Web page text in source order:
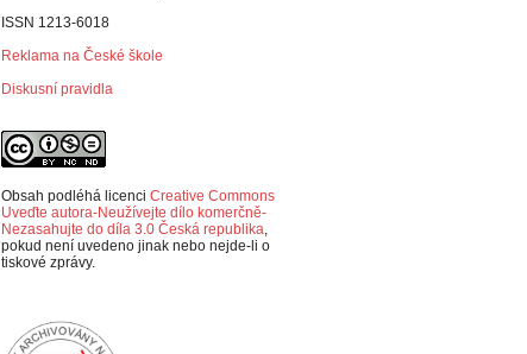
ISSN 1213-6018
Reklama na České škole
Diskusní pravidla
Obsah podléhá licenci Creative Commons
Uveďte autora-Neužívejte dílo komerčně-
Nezasahujte do díla 3.0 Česká republika,
pokud není uvedeno jinak nebo nejde-li o
tiskové zprávy.